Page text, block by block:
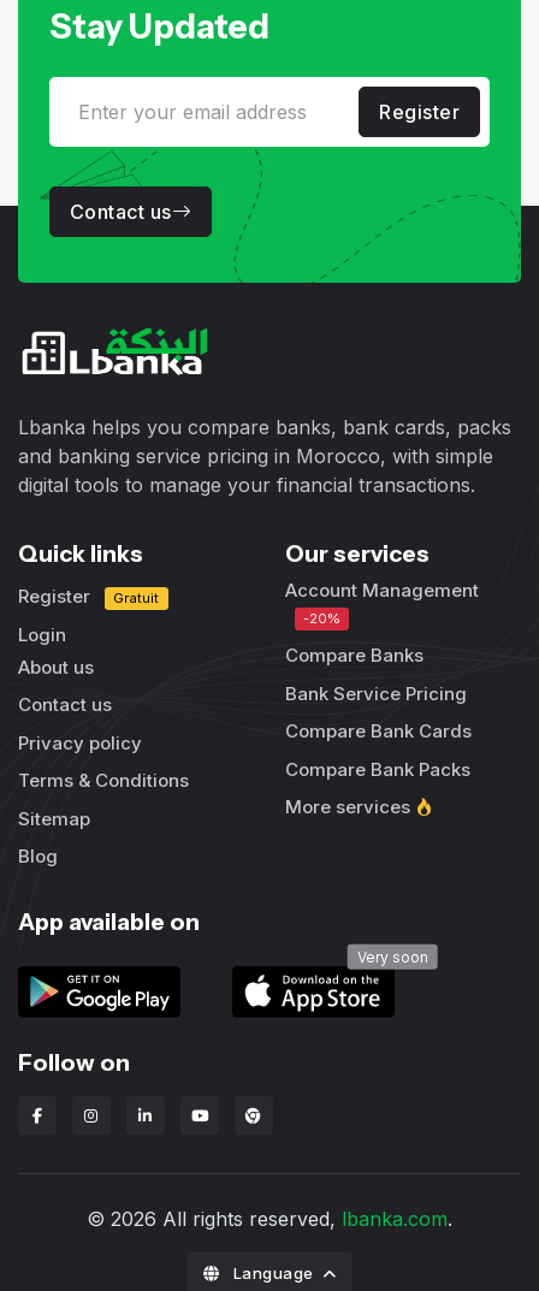
Stay Updated
Register
Contact us
Lbanka helps you compare banks, bank cards, packs
and banking service pricing in Morocco, with simple
digital tools to manage your financial transactions.
Quick links
Register Gratuit
Login
About us
Contact us
Privacy policy
Terms & Conditions
Sitemap
Blog
Our services
Account Management
-20%
Compare Banks
Bank Service Pricing
Compare Bank Cards
Compare Bank Packs
More services
App available on
Very soon
Follow on
Lbanka Chrome extension
© 2026 All rights reserved, lbanka.com.
Language